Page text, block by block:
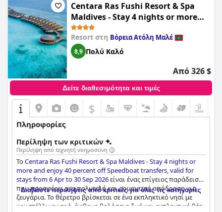
Centara Ras Fushi Resort & Spa
Maldives - Stay 4 nights or more
and enjoy 40 percent off Speedboat
transfers, valid for stays from 6
Apr to 30 Sep 2026
Resort στη Βόρεια Ατόλη Μαλέ
8,9 Πολύ Καλό
Από 326 $
Δείτε διαθεσιμότητα και τιμές
$
Πληροφορίες
Περίληψη των κριτικών
Περίληψη από τεχνητή νοημοσύνη
ΤοCentara Ras Fushi Resort & Spa Maldives - Stay 4 nights or
more and enjoy 40 percent off Speedboat transfers, valid for
stays from 6 Apr to 30 Sep 2026είναι ένας επίγειος παράδεισος
που προσφέρει μια πολυτελή και ρομαντική απόδραση για
ζευγάρια. Το θέρετρο βρίσκεται σε ένα εκπληκτικό νησί με
κρυστάλλινα νερά, άφθονη θαλάσσια ζωή και εκπληκτική θέα
Διαβάστε περιλήψεις από κριτικές για όλες τις κατηγορίες